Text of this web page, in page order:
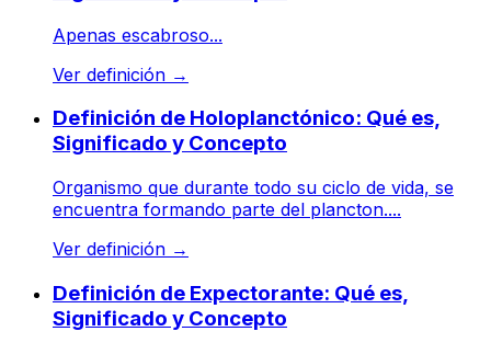
Apenas escabroso...
Ver definición →
Definición de Holoplanctónico: Qué es,
Significado y Concepto
Organismo que durante todo su ciclo de vida, se
encuentra formando parte del plancton....
Ver definición →
Definición de Expectorante: Qué es,
Significado y Concepto